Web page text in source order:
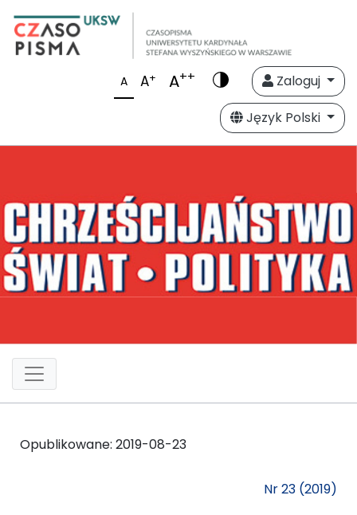
A A+ A++
Zaloguj
Język Polski
Opublikowane: 2019-08-23
Nr 23 (2019)